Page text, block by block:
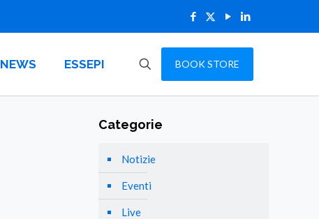
NEWS ESSEPI BOOK STORE
Categorie
Notizie
Eventi
Live